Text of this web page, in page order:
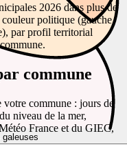
galeuses
2026 dans plus de
politique (gauche,
par profil territorial
commune
commune : jours de
niveau de la mer,
France et du GIEC,